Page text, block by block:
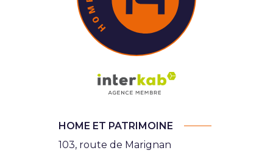
HOME ET PATRIMOINE
103, route de Marignan